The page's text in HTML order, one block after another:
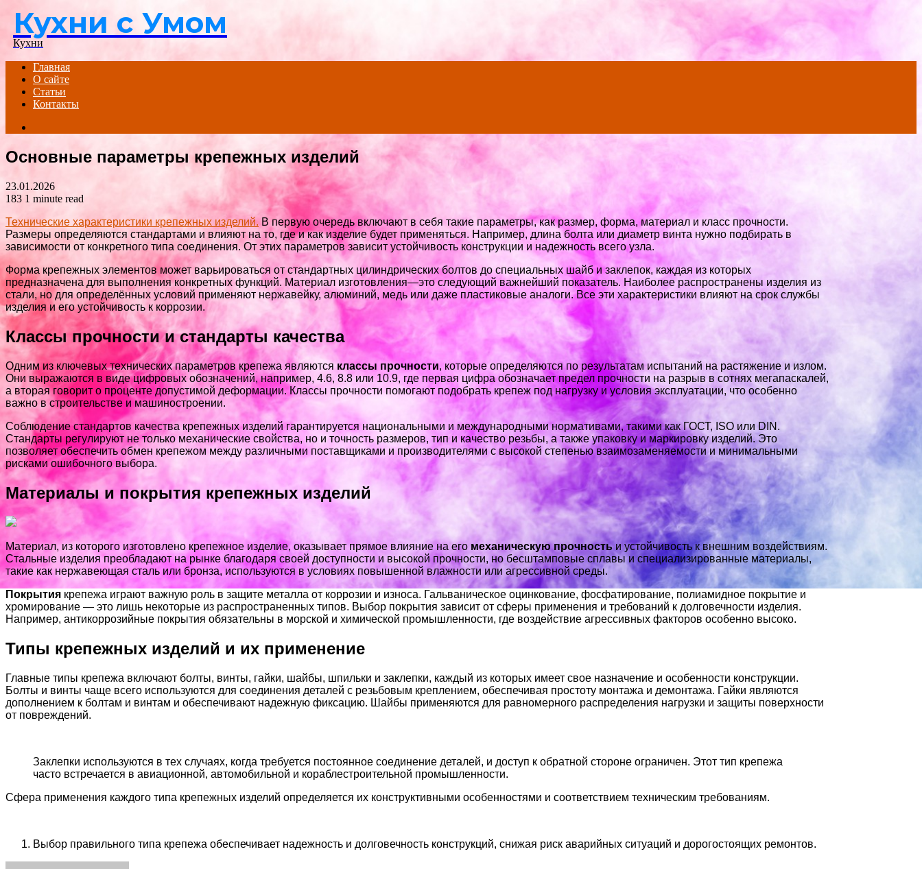
Menu
Кухни с Умом
Кухни
Главная
О сайте
Статьи
Контакты
Основные параметры крепежных изделий
23.01.2026
183 1 minute read
Технические характеристики крепежных изделий. В первую очередь включают в себя такие параметры, как размер, форма, материал и класс прочности.
Размеры определяются стандартами и влияют на то, где и как изделие будет применяться. Например, длина болта или диаметр винта нужно подбирать в
зависимости от конкретного типа соединения. От этих параметров зависит устойчивость конструкции и надежность всего узла.
Форма крепежных элементов может варьироваться от стандартных цилиндрических болтов до специальных шайб и заклепок, каждая из которых
предназначена для выполнения конкретных функций. Материал изготовления—это следующий важнейший показатель. Наиболее распространены изделия из
стали, но для определённых условий применяют нержавейку, алюминий, медь или даже пластиковые аналоги. Все эти характеристики влияют на срок службы
изделия и его устойчивость к коррозии.
Классы прочности и стандарты качества
Одним из ключевых технических параметров крепежа являютсяклассы прочности, которые определяются по результатам испытаний на растяжение и излом.
Они выражаются в виде цифровых обозначений, например, 4.6, 8.8 или 10.9, где первая цифра обозначает предел прочности на разрыв в сотнях мегапаскалей,
а вторая говорит о проценте допустимой деформации. Классы прочности помогают подобрать крепеж под нагрузку и условия эксплуатации, что особенно
важно в строительстве и машиностроении.
Соблюдение стандартов качества крепежных изделий гарантируется национальными и международными нормативами, такими как ГОСТ, ISO или DIN.
Стандарты регулируют не только механические свойства, но и точность размеров, тип и качество резьбы, а также упаковку и маркировку изделий. Это
позволяет обеспечить обмен крепежом между различными поставщиками и производителями с высокой степенью взаимозаменяемости и минимальными
рисками ошибочного выбора.
Материалы и покрытия крепежных изделий
Материал, из которого изготовлено крепежное изделие, оказывает прямое влияние на его механическую прочность и устойчивость к внешним воздействиям.
Стальные изделия преобладают на рынке благодаря своей доступности и высокой прочности, но бесштамповые сплавы и специализированные материалы,
такие как нержавеющая сталь или бронза, используются в условиях повышенной влажности или агрессивной среды.
Покрытия крепежа играют важную роль в защите металла от коррозии и износа. Гальваническое оцинкование, фосфатирование, полиамидное покрытие и
хромирование — это лишь некоторые из распространенных типов. Выбор покрытия зависит от сферы применения и требований к долговечности изделия.
Например, антикоррозийные покрытия обязательны в морской и химической промышленности, где воздействие агрессивных факторов особенно высоко.
Типы крепежных изделий и их применение
Главные типы крепежа включают болты, винты, гайки, шайбы, шпильки и заклепки, каждый из которых имеет свое назначение и особенности конструкции.
Болты и винты чаще всего используются для соединения деталей с резьбовым креплением, обеспечивая простоту монтажа и демонтажа. Гайки являются
дополнением к болтам и винтам и обеспечивают надежную фиксацию. Шайбы применяются для равномерного распределения нагрузки и защиты поверхности
от повреждений.
Заклепки используются в тех случаях, когда требуется постоянное соединение деталей, и доступ к обратной стороне ограничен. Этот тип крепежа
часто встречается в авиационной, автомобильной и кораблестроительной промышленности.
Сфера применения каждого типа крепежных изделий определяется их конструктивными особенностями и соответствием техническим требованиям.
Выбор правильного типа крепежа обеспечивает надежность и долговечность конструкций, снижая риск аварийных ситуаций и дорогостоящих ремонтов.